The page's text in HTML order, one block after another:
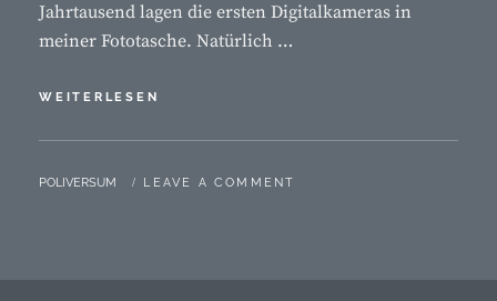
Jahrtausend lagen die ersten Digitalkameras in
meiner Fototasche. Natürlich …
WEITERLESEN
BY
POLIVERSUM LEAVE A COMMENT